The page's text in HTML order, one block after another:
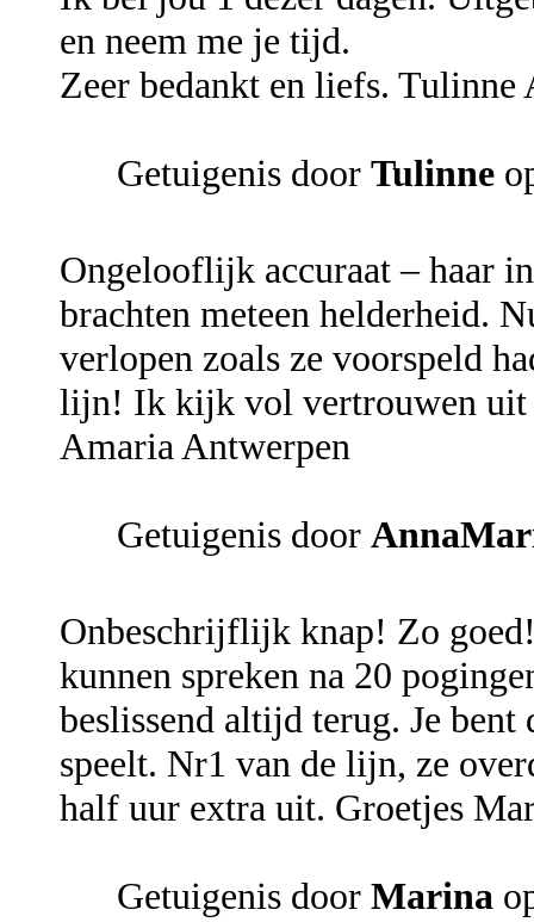
en neem me je tijd.
Zeer bedankt en liefs. Tulinne
Getuigenis door Tulinne
Ongelooflijk accuraat – haar
brachten meteen helderheid.
verlopen zoals ze voorspeld
lijn! Ik kijk vol vertrouwen uit
Amaria Antwerpen
Getuigenis door
Onbeschrijflijk knap! Zo
kunnen spreken na 20
beslissend altijd terug. Je
speelt. Nr1 van de lijn, ze
half uur extra uit. Groetjes
Getuigenis door Marina